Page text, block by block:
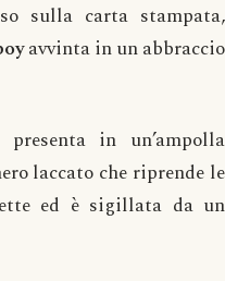
sulla carta stampata,
avvinta in un abbraccio
in un’ampolla
laccato che riprende le
ed è sigillata da un